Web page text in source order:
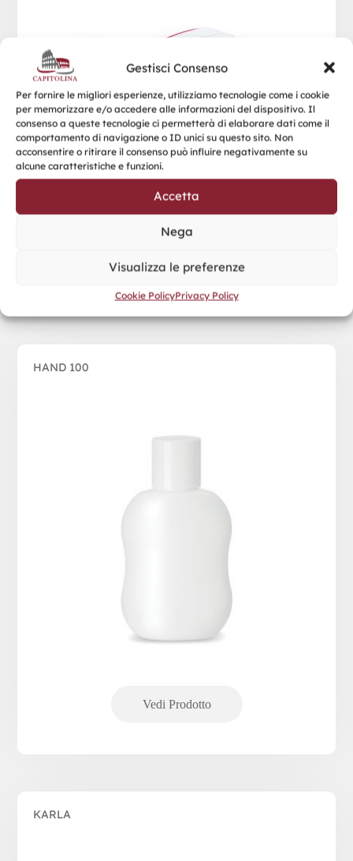
Gestisci Consenso
Per fornire le migliori esperienze, utilizziamo tecnologie come i cookie
per memorizzare e/o accedere alle informazioni del dispositivo. Il
consenso a queste tecnologie ci permetterà di elaborare dati come il
comportamento di navigazione o ID unici su questo sito. Non
acconsentire o ritirare il consenso può influire negativamente su
alcune caratteristiche e funzioni.
Accetta
Nega
Visualizza le preferenze
Cookie PolicyPrivacy Policy
HAND 100
KARLA